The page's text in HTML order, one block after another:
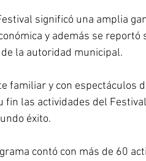
significó una amplia
y además se
la autoridad municipal.
familiar y con espectáculos
fin las actividades del
éxito.
contó con más de 60